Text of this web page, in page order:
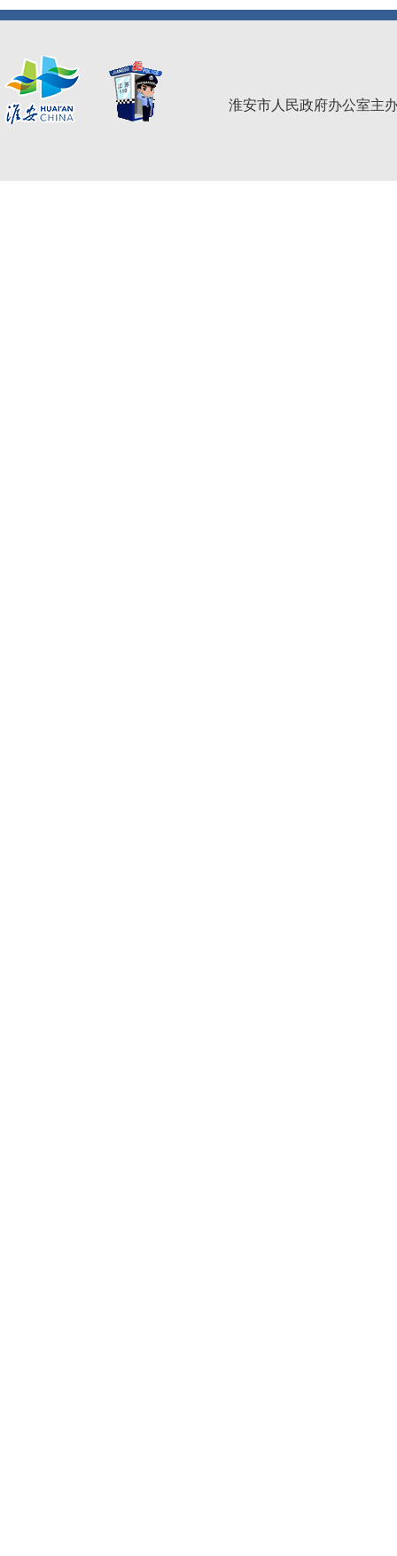
淮安市人民政府办公室主